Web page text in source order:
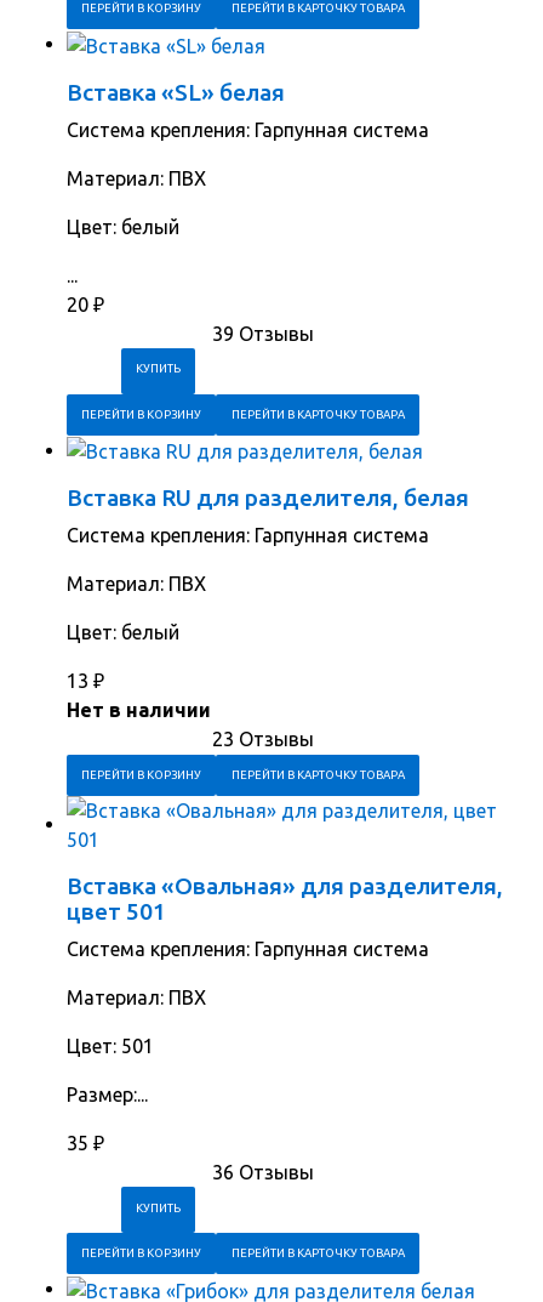
ПЕРЕЙТИ В КОРЗИНУ ПЕРЕЙТИ В КАРТОЧКУ ТОВАРА
Вставка «SL» белая
Система крепления: Гарпунная система
Материал: ПВХ
Цвет: белый
20 ₽
39 Отзывы
ПЕРЕЙТИ В КОРЗИНУ ПЕРЕЙТИ В КАРТОЧКУ ТОВАРА
Вставка RU для разделителя, белая
Система крепления: Гарпунная система
Материал: ПВХ
Цвет: белый
13 ₽
Нет в наличии
23 Отзывы
ПЕРЕЙТИ В КОРЗИНУ ПЕРЕЙТИ В КАРТОЧКУ ТОВАРА
Вставка «Овальная» для разделителя,
цвет 501
Система крепления: Гарпунная система
Материал: ПВХ
Цвет: 501
Размер:...
35 ₽
36 Отзывы
ПЕРЕЙТИ В КОРЗИНУ ПЕРЕЙТИ В КАРТОЧКУ ТОВАРА